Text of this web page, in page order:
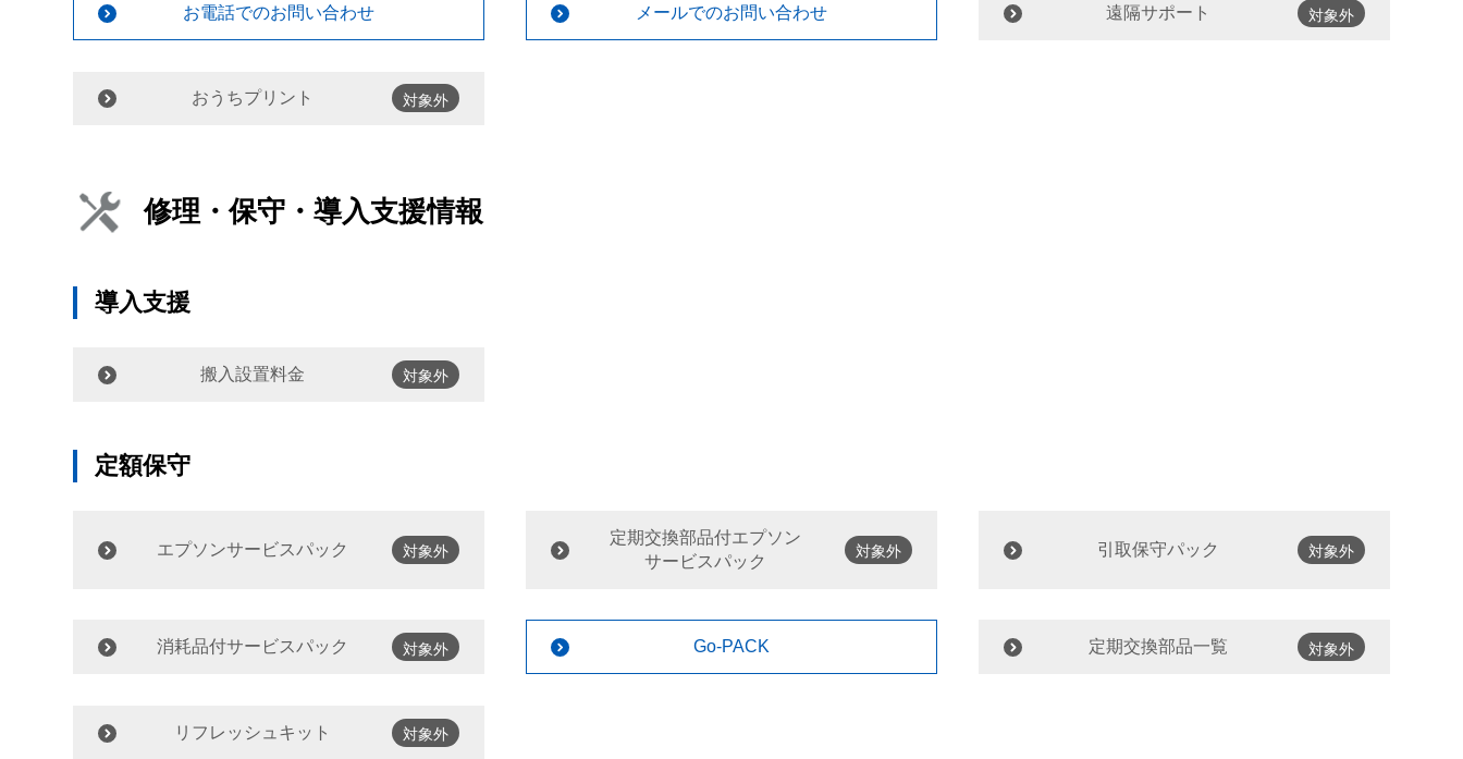
お電話でのお問い合わせ メールでのお問い合わせ 遠隔サポート 対象外
おうちプリント 対象外
修理・保守・導入支援情報
導入支援
搬入設置料金 対象外
定額保守
エプソンサービスパック 対象外
定期交換部品付エプソン
サービスパック
対象外 引取保守パック 対象外
消耗品付サービスパック 対象外 Go-PACK 定期交換部品一覧 対象外
リフレッシュキット 対象外